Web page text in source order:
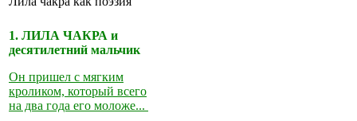
1. ЛИЛА ЧАКРА и
десятилетний мальчик
Он пришел с мягким
кроликом, который всего
на два года его моложе...